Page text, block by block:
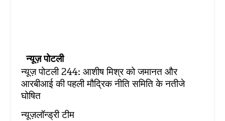
न्यूज़ पोटली
न्यूज़ पोटली 244: आशीष मिश्र को जमानत और
आरबीआई की पहली मौद्रिक नीति समिति के नतीजे
घोषित
न्यूज़लॉन्ड्री टीम